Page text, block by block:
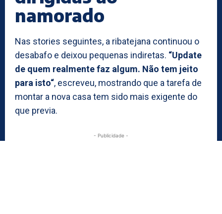
namorado
Nas stories seguintes, a ribatejana continuou o
desabafo e deixou pequenas indiretas. “Update
de quem realmente faz algum. Não tem jeito
para isto“, escreveu, mostrando que a tarefa de
montar a nova casa tem sido mais exigente do
que previa.
- Publicidade -